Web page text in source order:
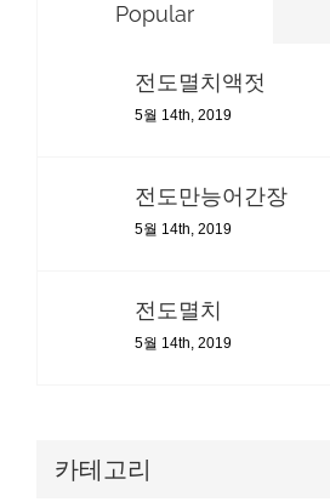
Popular
전도멸치액젓
5월 14th, 2019
전도만능어간장
5월 14th, 2019
전도멸치
5월 14th, 2019
카테고리